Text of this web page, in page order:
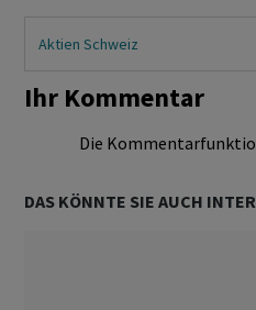
Aktien Schweiz
Ihr Kommentar
Die
DAS KÖNNTE SIE AUCH